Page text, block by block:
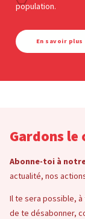
population.
En savoir plus
Gardons le
Abonne-toi à
actualité, nos
Il te sera possible,
de te désabonner,